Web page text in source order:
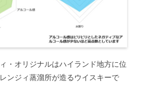
・オリジナルはハイランド地方に位
ンジィ蒸溜所が造るウイスキーで